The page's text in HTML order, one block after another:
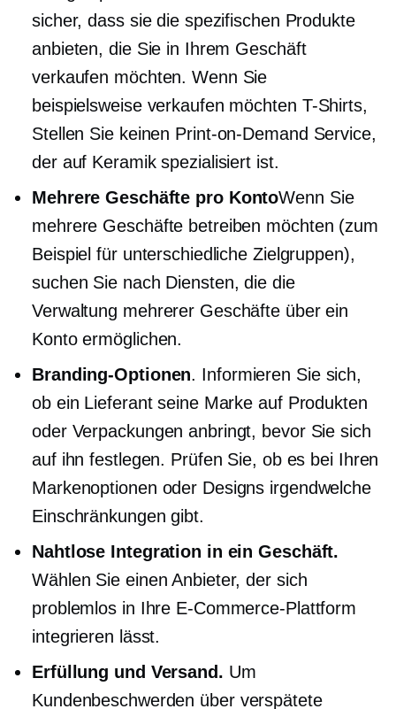
sicher, dass sie die spezifischen Produkte
anbieten, die Sie in Ihrem Geschäft
verkaufen möchten. Wenn Sie
beispielsweise verkaufen möchten T-Shirts,
Stellen Sie keinen Print-on-Demand Service,
der auf Keramik spezialisiert ist.
Mehrere Geschäfte pro KontoWenn Sie
mehrere Geschäfte betreiben möchten (zum
Beispiel für unterschiedliche Zielgruppen),
suchen Sie nach Diensten, die die
Verwaltung mehrerer Geschäfte über ein
Konto ermöglichen.
Branding-Optionen. Informieren Sie sich,
ob ein Lieferant seine Marke auf Produkten
oder Verpackungen anbringt, bevor Sie sich
auf ihn festlegen. Prüfen Sie, ob es bei Ihren
Markenoptionen oder Designs irgendwelche
Einschränkungen gibt.
Nahtlose Integration in ein Geschäft.
Wählen Sie einen Anbieter, der sich
problemlos in Ihre E-Commerce-Plattform
integrieren lässt.
Erfüllung und Versand. Um
Kundenbeschwerden über verspätete